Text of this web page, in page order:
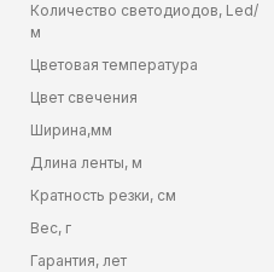
Количество светодиодов, Led/
м
Цветовая температура
Цвет свечения
Ширина,мм
Длина ленты, м
Кратность резки, см
Вес, г
Гарантия, лет